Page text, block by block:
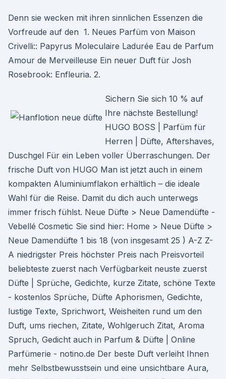
Denn sie wecken mit ihren sinnlichen Essenzen die
Vorfreude auf den 1. Neues Parfüm von Maison
Crivelli:: Papyrus Moleculaire Ladurée Eau de Parfum
Amour de Merveilleuse Ein neuer Duft für Josh
Rosebrook: Enfleuria. 2.
Sichern Sie sich 10 % auf
Ihre nächste Bestellung!
HUGO BOSS | Parfüm für
Herren | Düfte, Aftershaves,
Duschgel Für ein Leben voller Überraschungen. Der
frische Duft von HUGO Man ist jetzt auch in einem
kompakten Aluminiumflakon erhältlich – die ideale
Wahl für die Reise. Damit du dich auch unterwegs
immer frisch fühlst. Neue Düfte > Neue Damendüfte -
Vebellé Cosmetic Sie sind hier: Home > Neue Düfte >
Neue Damendüfte 1 bis 18 (von insgesamt 25 ) A-Z Z-
A niedrigster Preis höchster Preis nach Preisvorteil
beliebteste zuerst nach Verfügbarkeit neuste zuerst
Düfte | Sprüche, Gedichte, kurze Zitate, schöne Texte
- kostenlos Sprüche, Düfte Aphorismen, Gedichte,
lustige Texte, Sprichwort, Weisheiten rund um den
Duft, ums riechen, Zitate, Wohlgeruch Zitat, Aroma
Spruch, Gedicht auch in Parfum & Düfte | Online
Parfümerie - notino.de Der beste Duft verleiht Ihnen
mehr Selbstbewusstsein und eine unsichtbare Aura,